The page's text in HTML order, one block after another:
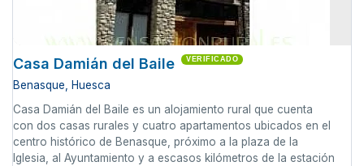
Casa Damián del Baile VERIFICADO
Benasque, Huesca
Casa Damián del Baile es un alojamiento rural que cuenta
con dos casas rurales y cuatro apartamentos ubicados en el
centro histórico de Benasque, próximo a la plaza de la
Iglesia, al Ayuntamiento y a escasos kilómetros de la estación